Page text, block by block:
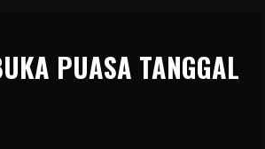
PUASA TANGGAL